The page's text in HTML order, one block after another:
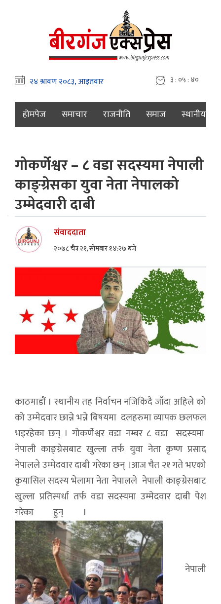
३ : ०५ : ४१
होमपेज समाचार राजनीति समाज स्थानीय
गोकर्णेश्वर – ८ वडा सदस्यमा नेपाली
काङ्ग्रेसका युवा नेता नेपालको
उम्मेदवारी दाबी
संवाददाता
२०७८ चैत्र २१, सोमबार १४:२७ बजे
काठमाडौं । स्थानीय तह निर्वाचन नजिकिदै जाँदा अहिले को
को उम्मेदवार छान्ने भन्ने बिषयमा दलहरुमा व्यापक छलफल
भइरहेका छन् । गोकर्णेश्वर वडा नम्बर ८ वडा सदस्यमा
नेपाली काङ्ग्रेसबाट खुल्ला तर्फ युवा नेता कृष्ण प्रसाद
नेपालले उम्मेदवार दाबी गरेका छन् ।आज चैत २१ गते भएको
कृयासिल सदस्य भेलामा नेता नेपालले नेपाली काङ्ग्रेसबाट
खुल्ला प्रतिस्पर्धा तर्फ वडा सदस्यमा उम्मेदवार दाबी पेश
गरेका हुन् ।
नेपाली